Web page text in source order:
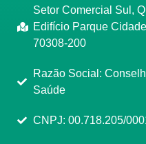
Setor Comercial Sul,
Edifício Parque
70308-200
Razão Social:
Saúde
CNPJ: 00.718.205/